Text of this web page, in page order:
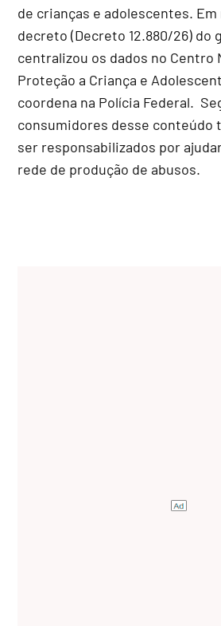
de crianças e adolescentes. Em
decreto (Decreto 12.880/26) do
centralizou os dados no Centro
Proteção a Criança e
coordena na Polícia Federal.
consumidores desse conteúdo
ser responsabilizados por
rede de produção de abusos.